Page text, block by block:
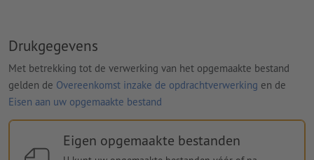
Drukgegevens
Met betrekking tot de verwerking van het opgemaakte bestand
gelden de Overeenkomst inzake de opdrachtverwerking en de
Eisen aan uw opgemaakte bestand
Eigen opgemaakte bestanden